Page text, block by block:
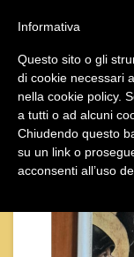

Informativa
Questo sito o gli
di cookie necessari
nella cookie policy.
a tutti o ad alcuni
Chiudendo questo
su un link o
acconsenti all’uso